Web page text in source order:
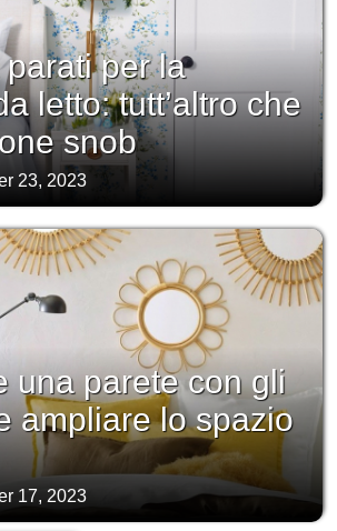
per la
letto: tutt’altro che
snob
23, 2023
una parete con gli
ampliare lo spazio
17, 2023